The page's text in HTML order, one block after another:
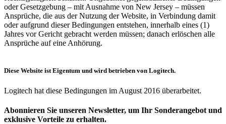
oder Gesetzgebung – mit Ausnahme von New Jersey – müssen
Ansprüche, die aus der Nutzung der Website, in Verbindung damit
oder aufgrund dieser Bedingungen entstehen, innerhalb eines (1)
Jahres vor Gericht gebracht werden müssen; danach erlöschen alle
Ansprüche auf eine Anhörung.
Diese Website ist Eigentum und wird betrieben von Logitech.
Logitech hat diese Bedingungen im August 2016 überarbeitet.
Abonnieren Sie unseren Newsletter, um Ihr Sonderangebot und
exklusive Vorteile zu erhalten.